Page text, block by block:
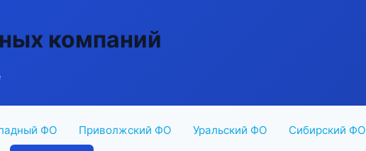
компаний
ФО Приволжский ФО Уральский ФО Сибирский ФО